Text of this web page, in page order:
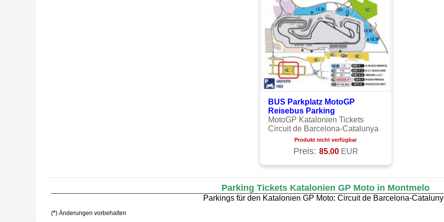
BUS Parkplatz MotoGP
Reisebus Parking
MotoGP Katalonien Tickets
Circuit de Barcelona-Catalunya
Produkt nicht verfügbar
Preis: 85.00 EUR
Parking Tickets Katalonien GP Moto in Montmelo
Parkings für den Katalonien GP Moto: Circuit de Barcelona-
(*) Änderungen vorbehalten